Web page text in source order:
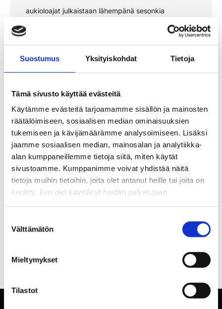
Suostumus Yksityiskohdat Tietoja
Tämä sivusto käyttää evästeitä
Käytämme evästeitä tarjoamamme sisällön ja mainosten
räätälöimiseen, sosiaalisen median ominaisuuksien
tukemiseen ja kävijämäärämme analysoimiseen. Lisäksi
jaamme sosiaalisen median, mainosalan ja analytiikka-
alan kumppaneillemme tietoja siitä, miten käytät
sivustoamme. Kumppanimme voivat yhdistää näitä
tietoja muihin tietoihin, joita olet antanut heille tai joita on
kerätty, kun olet käyttänyt heidän palvelujaan.
valinta
Välttämätön
Mieltymykset
Tilastot
aukioloajat julkaistaan lähempänä sesonkia
See the route on the map